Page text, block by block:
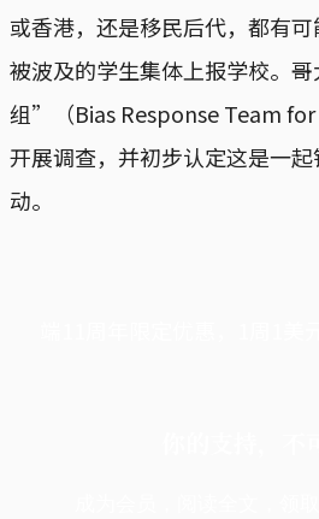
或香港，还是移民后代，都有可
被波及的学生集体上报学校。
组”（Bias Response Team for
开展调查，并初步认定这是一
动。